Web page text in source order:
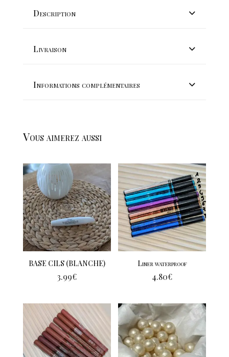
Description
Livraison
Informations complémentaires
Vous aimerez aussi
BASE CILS (BLANCHE)
3.99€
Liner waterproof
4.80€